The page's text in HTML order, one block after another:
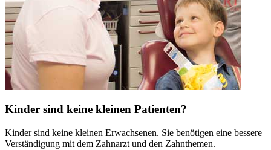
Kinder sind keine kleinen Patienten?
Kinder sind keine kleinen Erwachsenen. Sie benötigen eine bessere
Verständigung mit dem Zahnarzt und den Zahnthemen.